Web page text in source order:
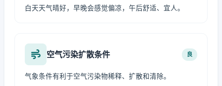
白天天气晴好，早晚会感觉偏凉，午后舒适、宜人。
空气污染扩散条件 良
气象条件有利于空气污染物稀释、扩散和清除。